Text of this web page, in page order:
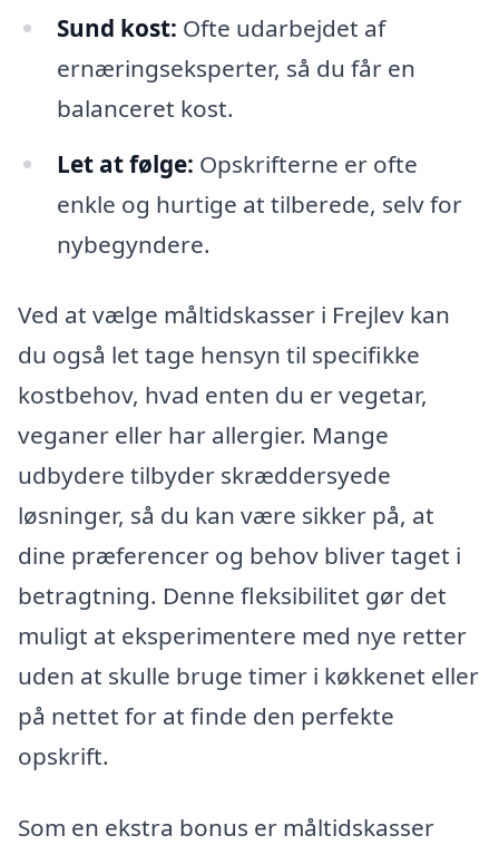
Sund kost: Ofte udarbejdet af
ernæringseksperter, så du får en
balanceret kost.
Let at følge: Opskrifterne er ofte
enkle og hurtige at tilberede, selv for
nybegyndere.
Ved at vælge måltidskasser i Frejlev kan
du også let tage hensyn til specifikke
kostbehov, hvad enten du er vegetar,
veganer eller har allergier. Mange
udbydere tilbyder skræddersyede
løsninger, så du kan være sikker på, at
dine præferencer og behov bliver taget i
betragtning. Denne fleksibilitet gør det
muligt at eksperimentere med nye retter
uden at skulle bruge timer i køkkenet eller
på nettet for at finde den perfekte
opskrift.
Som en ekstra bonus er måltidskasser